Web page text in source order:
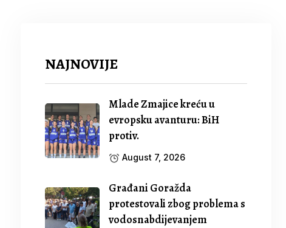
NAJNOVIJE
Mlade Zmajice kreću u
evropsku avanturu: BiH
protiv.
August 7, 2026
Građani Goražda
protestovali zbog problema s
vodosnabdijevanjem